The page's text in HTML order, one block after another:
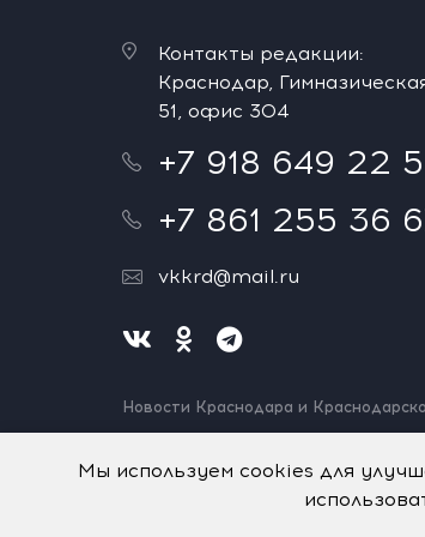
Контакты редакции:
Краснодар,
51, офис 304
+7 918 649 22
+7 861 255 36
vkkrd@mail.ru
Новости Краснодара и
Нашли ошибку? Выделите и нажмите
Мы используем cookies для